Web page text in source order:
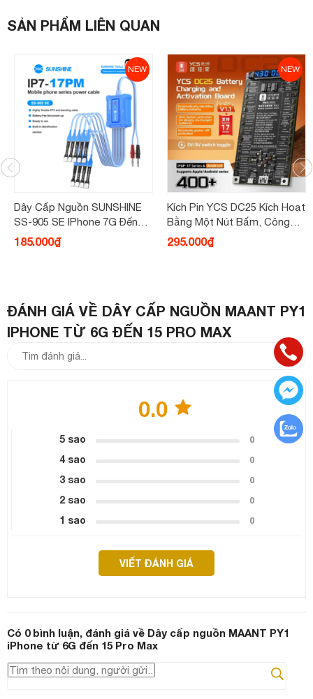
SẢN PHẨM LIÊN QUAN
NEW
Dây Cấp Nguồn SUNSHINE
SS-905 SE IPhone 7G Đến
17PM
185.000₫
NEW
Kích Pin YCS DC25 Kích Hoạt
Bằng Một Nút Bấm, Công
Tắc Chuyển Đổi 5V/9V,...
295.000₫
ĐÁNH GIÁ VỀ DÂY CẤP NGUỒN MAANT PY1
IPHONE TỪ 6G ĐẾN 15 PRO MAX
0.0
5 sao 0
4 sao 0
3 sao 0
2 sao 0
1 sao 0
VIẾT ĐÁNH GIÁ
Có 0bình luận, đánh giá về Dây cấp nguồn MAANT PY1
iPhone từ 6G đến 15 Pro Max